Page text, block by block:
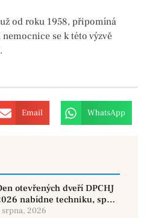
od roku 1958, připomíná
se k této výzvě
Email WhatsApp
otevřených dveří DPCHJ
nabídne techniku, sport
historickými vozy
srpna, 2026